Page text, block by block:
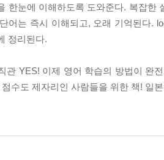
한눈에 이해하도록 도와준다. 복잡한
어는 즉시 이해되고, 오래 기억된다.
정리된다.
관 YES! 이제 영어 학습의 방법이 완
점수도 제자리인 사람들을 위한 책! 일